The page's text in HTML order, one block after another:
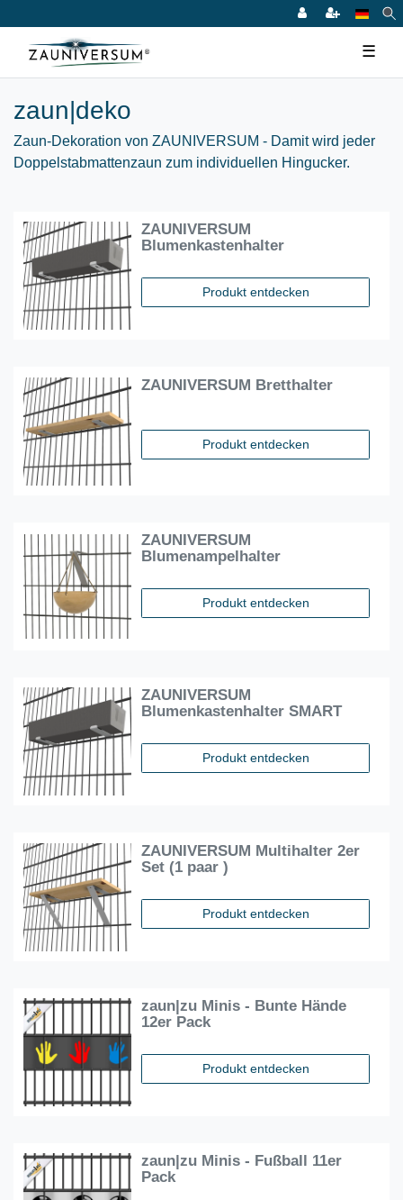
☰
zaun|deko
Zaun-Dekoration von ZAUNIVERSUM - Damit wird jeder
Doppelstabmattenzaun zum individuellen Hingucker.
ZAUNIVERSUM
Blumenkastenhalter
Produkt entdecken
ZAUNIVERSUM Bretthalter
Produkt entdecken
ZAUNIVERSUM
Blumenampelhalter
Produkt entdecken
ZAUNIVERSUM
Blumenkastenhalter SMART
Produkt entdecken
ZAUNIVERSUM Multihalter 2er
Set (1 paar )
Produkt entdecken
zaun|zu Minis - Bunte Hände
12er Pack
Produkt entdecken
zaun|zu Minis - Fußball 11er
Pack